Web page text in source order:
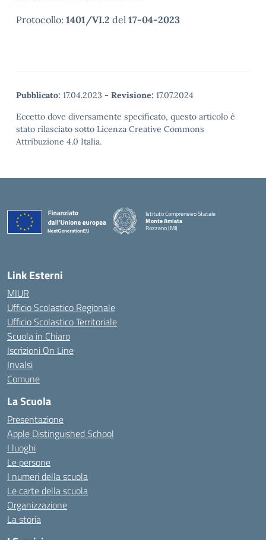
Protocollo: 1401/VI.2 del 17-04-2023
Pubblicato: 17.04.2023 - Revisione: 17.07.2024
Eccetto dove diversamente specificato, questo articolo è
stato rilasciato sotto Licenza Creative Commons
Attribuzione 4.0 Italia.
Istituto Comprensivo Statale
Monte Amiata
Rozzano (MI)
Link Esterni
MIUR
Ufficio Scolastico Regionale
Ufficio Scolastico Territoriale
Scuola in Chiaro
Iscrizioni On Line
Invalsi
Comune
La Scuola
Presentazione
Apple Distinguished School
I luoghi
Le persone
I numeri della scuola
Le carte della scuola
Organizzazione
La storia